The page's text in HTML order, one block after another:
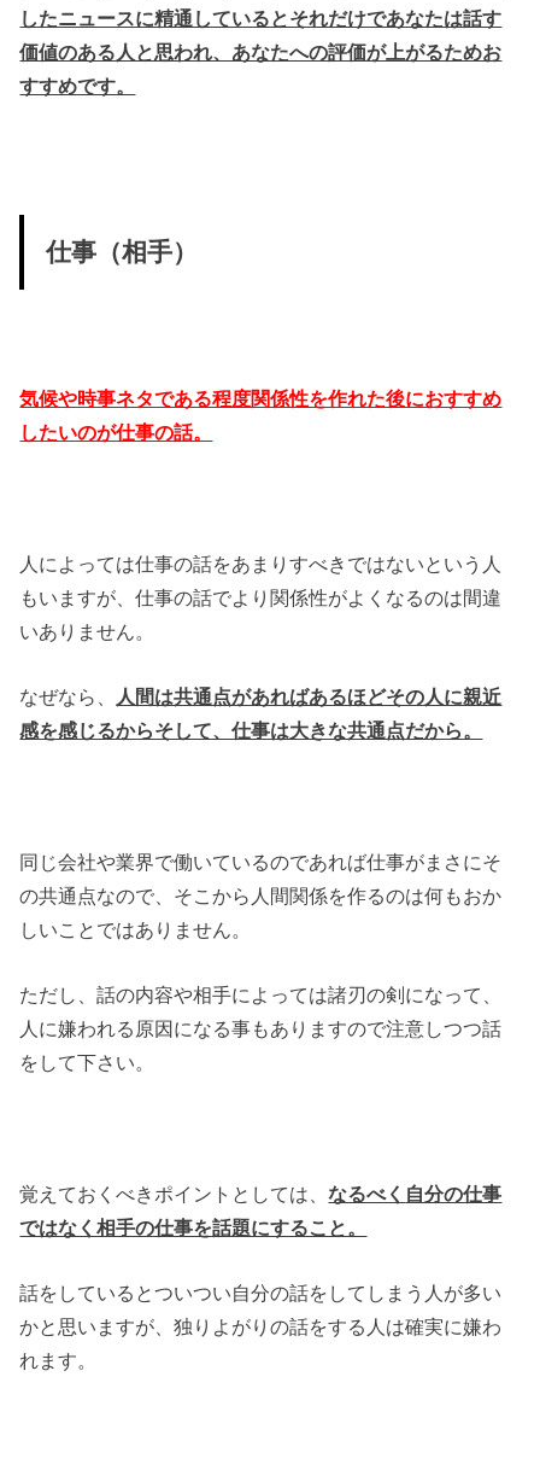
したニュースに精通しているとそれだけであなたは話す
価値のある人と思われ、あなたへの評価が上がるためお
すすめです。
仕事（相手）
気候や時事ネタである程度関係性を作れた後におすすめ
したいのが仕事の話。
人によっては仕事の話をあまりすべきではないという人
もいますが、仕事の話でより関係性がよくなるのは間違
いありません。
なぜなら、
人間は共通点があればあるほどその人に親近
感を感じるからそして、仕事は大きな共通点だから。
同じ会社や業界で働いているのであれば仕事がまさにそ
の共通点なので、そこから人間関係を作るのは何もおか
しいことではありません。
ただし、話の内容や相手によっては諸刃の剣になって、
人に嫌われる原因になる事もありますので注意しつつ話
をして下さい。
覚えておくべきポイントとしては、なるべく 自分の仕事
ではなく相手の仕事を話題にすること。
話をしているとついつい自分の話をしてしまう人が多い
かと思いますが、独りよがりの話をする人は確実に嫌わ
れます。